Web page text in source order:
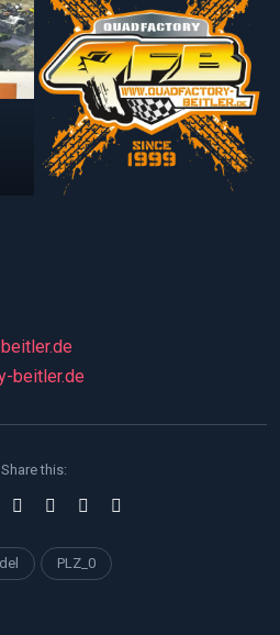
beitler.de
Share this:
PLZ_0